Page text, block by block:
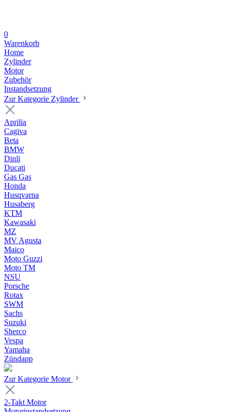
0
Warenkorb
Home
Zylinder
Motor
Zubehör
Instandsetzung
Zur Kategorie Zylinder
Aprilia
Cagiva
Beta
BMW
Dinli
Ducati
Gas Gas
Honda
Husqvarna
Husaberg
KTM
Kawasaki
MZ
MV Agusta
Maico
Moto Guzzi
Moto TM
NSU
Porsche
Rotax
SWM
Sachs
Suzuki
Sherco
Vespa
Yamaha
Zündapp
Zur Kategorie Motor
2-Takt Motor